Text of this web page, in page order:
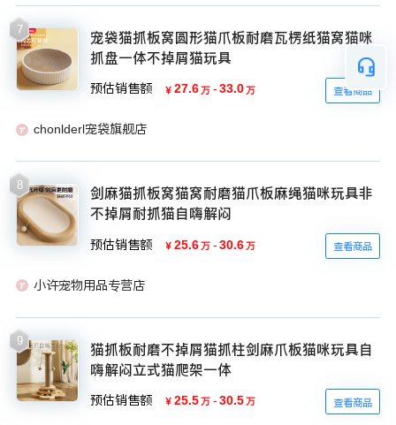
7
宠袋猫抓板窝圆形猫爪板耐磨瓦楞纸猫窝猫咪
抓盘一体不掉屑猫玩具
预估销售额 ￥ 27.6万 - 33.0万 查看商品
chonlderl宠袋旗舰店
8
剑麻猫抓板窝猫窝耐磨猫爪板麻绳猫咪玩具非
不掉屑耐抓猫自嗨解闷
预估销售额 ￥ 25.6万 - 30.6万 查看商品
小许宠物用品专营店
9
猫抓板耐磨不掉屑猫抓柱剑麻爪板猫咪玩具自
嗨解闷立式猫爬架一体
预估销售额 ￥ 25.5万 - 30.5万 查看商品